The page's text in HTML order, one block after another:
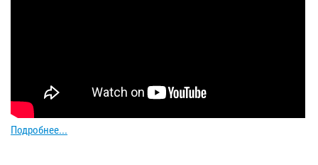
Подробнее...